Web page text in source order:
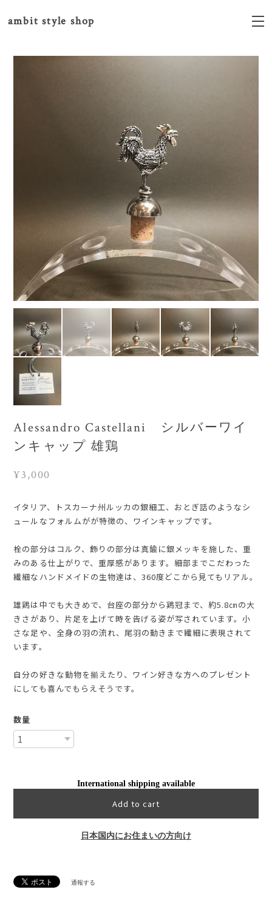
ambit style shop
Alessandro Castellani シルバーワイ
ンキャップ 雄鶏
¥3,000
イタリア、トスカーナ州ルッカの銀細工、おとぎ話のようなシ
ュールなフォルムがが特徴の、ワインキャップです。
栓の部分はコルク、飾りの部分は真鍮に銀メッキを施した、重
みのある仕上がりで、重厚感があります。細部までこだわった
繊細なハンドメイドの生物達は、360度どこから見てもリアル。
雄鶏は中でも大きめで、台座の部分から鶏冠まで、約5.8㎝の大
きさがあり、片足を上げて時を告げる姿が写されています。小
さな足や、全身の羽の流れ、尾羽の動きまで繊細に表現されて
います。
自分の好きな動物を揃えたり、ワイン好きな方へのプレゼント
にしても喜んでもらえそうです。
数量
International shipping available
Add to cart
日本国内にお住まいの方向け
通報する